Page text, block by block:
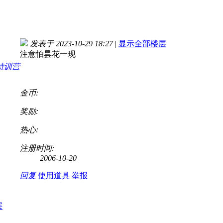
发表于 2023-10-29 18:27 | 显示全部楼层
注意怕昙花一现
金币:
奖励:
热心:
注册时间:
2006-10-20
回复 使用道具 举报